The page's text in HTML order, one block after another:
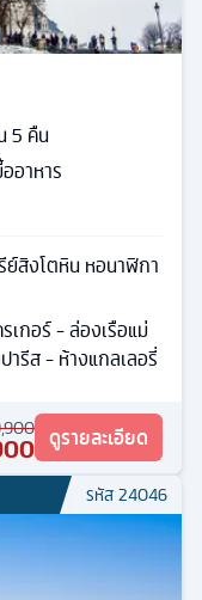
5 คืน
อาหาร
ย์สิงโตหิน หอนาฬิกา
เกอร์ - ล่องเรือแม่
ารีส - ห้างแกลเลอรี่
ดูรายละเอียด
รหัส24046